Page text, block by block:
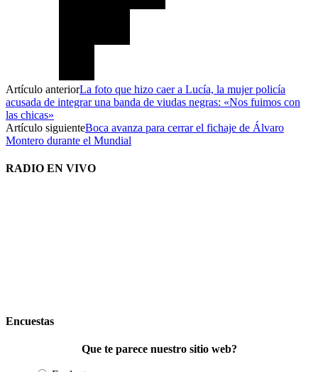
Artículo anteriorLa foto que hizo caer a Lucía, la mujer policía
acusada de integrar una banda de viudas negras: «Nos fuimos con
las chicas»
Artículo siguienteBoca avanza para cerrar el fichaje de Álvaro
Montero durante el Mundial
RADIO EN VIVO
Encuestas
Que te parece nuestro sitio web?